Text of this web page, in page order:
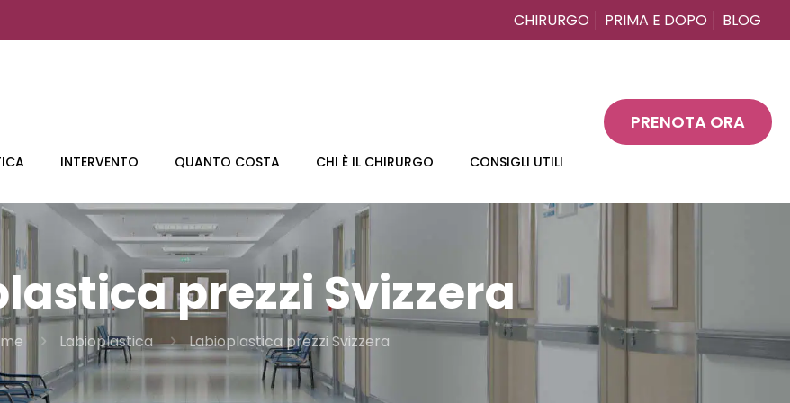
CHIRURGO PRIMA E DOPO BLOG
INTERVENTO QUANTO COSTA CHI È IL CHIRURGO CONSIGLI UTILI
PRENOTA ORA
prezzi Svizzera
Labioplastica Labioplastica prezzi Svizzera